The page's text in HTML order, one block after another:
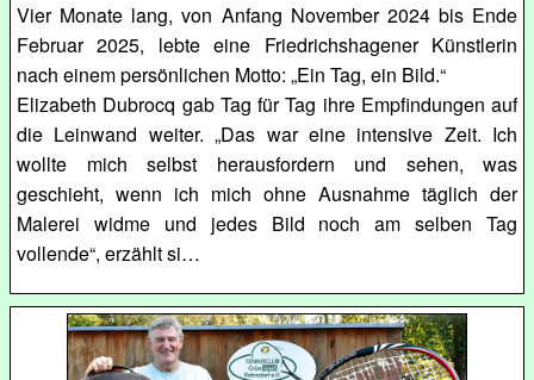
Vier Monate lang, von Anfang November 2024 bis Ende
Februar 2025, lebte eine Friedrichshagener Künstlerin
nach einem persönlichen Motto: „Ein Tag, ein Bild.“
Elizabeth Dubrocq gab Tag für Tag ihre Empfindungen auf
die Leinwand weiter. „Das war eine intensive Zeit. Ich
wollte mich selbst herausfordern und sehen, was
geschieht, wenn ich mich ohne Ausnahme täglich der
Malerei widme und jedes Bild noch am selben Tag
vollende“, erzählt si…